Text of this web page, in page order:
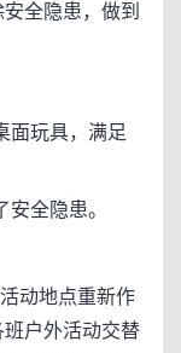
全隐患，做到
玩具，满足
全隐患。
动地点重新作
户外活动交替